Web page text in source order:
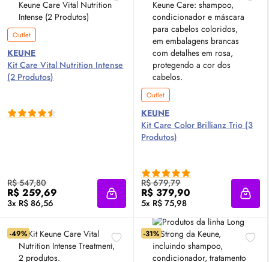
Outlet
KEUNE
Kit Care Vital Nutrition Intense
(2 Produtos)
R$ 547,80
R$ 259,69
3x R$ 86,56 Adicionar à sacola
Outlet
KEUNE
Kit Care Color Brillianz Trio (3
Produtos)
R$ 679,79
R$ 379,90
5x R$ 75,98
-49% -31%